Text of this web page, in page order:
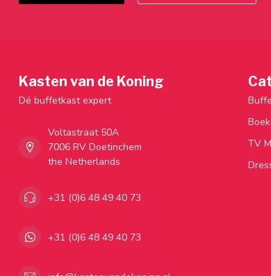
Kasten van de Koning
Dé buffetkast expert
Voltastraat 50A
7006 RV Doetinchem
the Netherlands
+31 (0)6 48 49 40 73
+31 (0)6 48 49 40 73
TV